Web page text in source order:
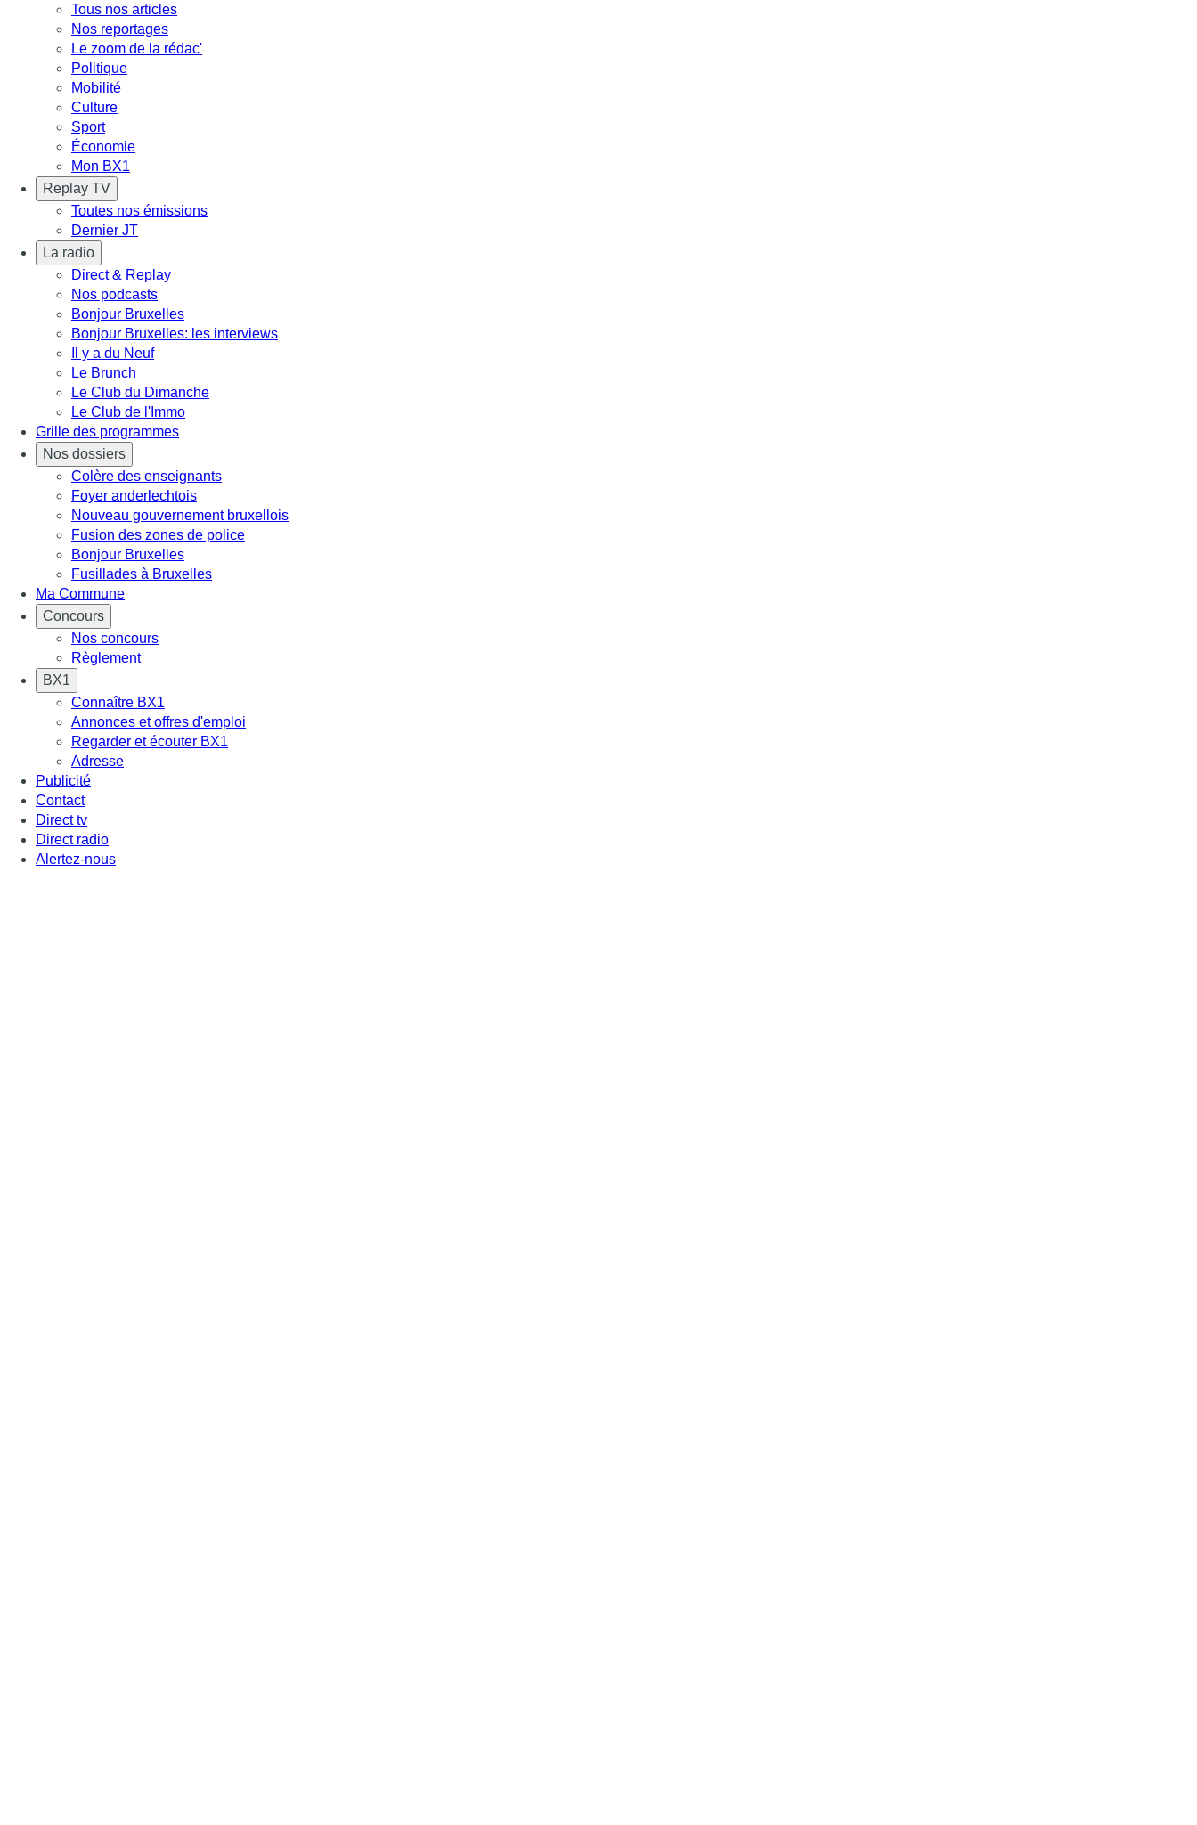
Tous nos articles
Nos reportages
Le zoom de la rédac'
Politique
Mobilité
Culture
Sport
Économie
Mon BX1
Replay TV
Toutes nos émissions
Dernier JT
La radio
Direct & Replay
Nos podcasts
Bonjour Bruxelles
Bonjour Bruxelles: les interviews
Il y a du Neuf
Le Brunch
Le Club du Dimanche
Le Club de l'Immo
Grille des programmes
Nos dossiers
Colère des enseignants
Foyer anderlechtois
Nouveau gouvernement bruxellois
Fusion des zones de police
Bonjour Bruxelles
Fusillades à Bruxelles
Ma Commune
Concours
Nos concours
Règlement
BX1
Connaître BX1
Annonces et offres d'emploi
Regarder et écouter BX1
Adresse
Publicité
Contact
Direct tv
Direct radio
Alertez-nous